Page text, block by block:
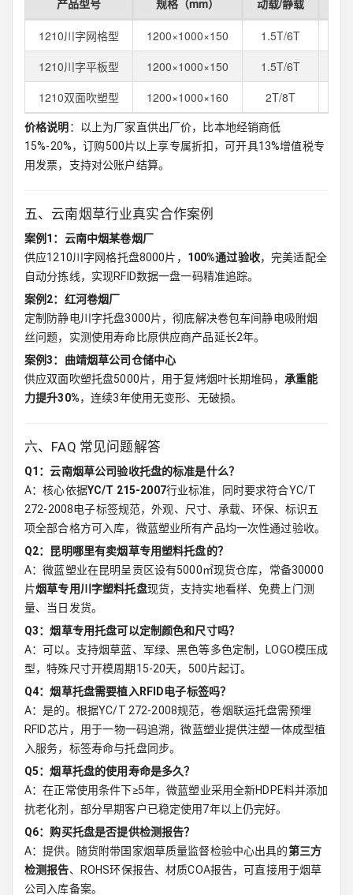
产品型号 规格（mm） 动载/静载
1210川字网格型 1200×1000×150 1.5T/6T
1210川字平板型
1200×1000×150 1.5T/6T
1210双面吹塑型
1200×1000×160 2T/8T
价格说明 ：以上为厂家直供出厂价，比本地经销商低
15%-20%，订购500片以上享专属折扣，可开具13%增值税专
用发票，支持对公账户结算。
五、云南烟草行业真实合作案例
案例1：云南中烟某卷烟厂
供应1210川字网格托盘8000片， 100%通过验收，完美适配全
自动分拣线，实现RFID数据一盘一码精准追踪。
案例2：红河卷烟厂
定制防静电川字托盘3000片，彻底解决卷包车间静电吸附烟
丝问题，实测使用寿命比原供应商产品延长2年。
案例3：曲靖烟草公司仓储中心
供应双面吹塑托盘5000片，用于复烤烟叶长期堆码， 承重能
力提升30%，连续3年使用无变形、无破损。
六、FAQ 常见问题解答
Q1：云南烟草公司验收托盘的标准是什么？
A：核心依据YC/T 215-2007行业标准，同时要求符合YC/T
272-2008电子标签规范，外观、尺寸、承载、环保、标识五
项全部合格方可入库，微蓝塑业所有产品均一次性通过验收。
Q2：昆明哪里有卖烟草专用塑料托盘的？
A：微蓝塑业在昆明呈贡区设有5000㎡现货仓库，常备30000
片烟草专用川字塑料托盘现货，支持实地看样、免费上门测
量、当日发货。
Q3：烟草专用托盘可以定制颜色和尺寸吗？
A：可以。支持烟草蓝、军绿、黑色等多色定制，LOGO模压成
型，特殊尺寸开模周期15-20天，500片起订。
Q4：烟草托盘需要植入RFID电子标签吗？
A：是的。根据YC/T 272-2008规范，卷烟联运托盘需预埋
RFID芯片，用于一物一码追溯，微蓝塑业提供注塑一体成型植
入服务，标签寿命与托盘同步。
Q5：烟草托盘的使用寿命是多久？
A：在正常使用条件下≥5年，微蓝塑业采用全新HDPE料并添加
抗老化剂，部分早期客户已稳定使用7年以上仍完好。
Q6：购买托盘是否提供检测报告？
A：提供。随货附带国家烟草质量监督检验中心出具的第三方
检测报告、ROHS环保报告、材质COA报告，可直接用于烟草
公司入库备案。